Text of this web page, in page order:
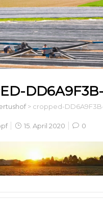
> cropped-
15. April 2020 0